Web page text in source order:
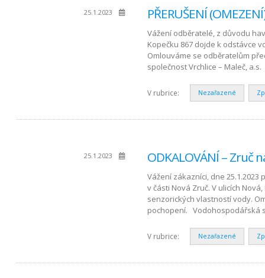
25.1.2023 PŘERUŠENÍ
Vážení odběratelé, z důvodu
Kopečku 867 dojde k odstávce
Omlouváme se odběratelům
společnost Vrchlice – Maleč, a.s.
V rubrice: Nezařazené
25.1.2023 ODKALOVÁNÍ – Zruč
Vážení zákazníci, dne
v části Nová Zruč. V ulicích
senzorických vlastností vody.
pochopení. Vodohospodářská
V rubrice: Nezařazené